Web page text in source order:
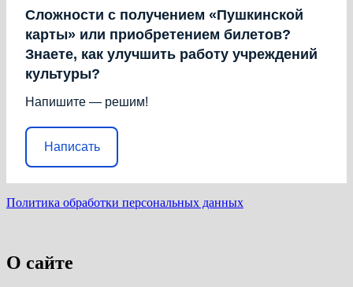
Сложности с получением «Пушкинской
карты» или приобретением билетов?
Знаете, как улучшить работу учреждений
культуры?
Напишите — решим!
Написать
Политика обработки персональных данных
О сайте